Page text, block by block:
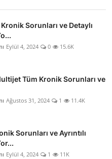
Sorunları ve Detaylı
Eylül 4, 2024 0 15.6K
Tüm Kronik Sorunları ve
Ağustos 31, 2024 1 11.4K
Sorunları ve Ayrıntılı
Eylül 4, 2024 1 11K